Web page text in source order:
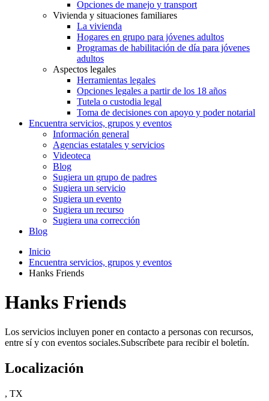
Opciones de manejo y transport
Vivienda y situaciones familiares
La vivienda
Hogares en grupo para jóvenes adultos
Programas de habilitación de día para jóvenes
adultos
Aspectos legales
Herramientas legales
Opciones legales a partir de los 18 años
Tutela o custodia legal
Toma de decisiones con apoyo y poder notarial
Encuentra servicios, grupos y eventos
Información general
Agencias estatales y servicios
Videoteca
Blog
Sugiera un grupo de padres
Sugiera un servicio
Sugiera un evento
Sugiera un recurso
Sugiera una corrección
Blog
Inicio
Encuentra servicios, grupos y eventos
Hanks Friends
Hanks Friends
Los servicios incluyen poner en contacto a personas con recursos,
entre sí y con eventos sociales.Subscríbete para recibir el boletín.
Localización
, TX